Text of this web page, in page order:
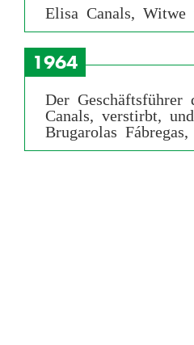
Elisa Canals, Witwe
1964
Der Geschäftsführer
Canals, verstirbt,
Brugarolas